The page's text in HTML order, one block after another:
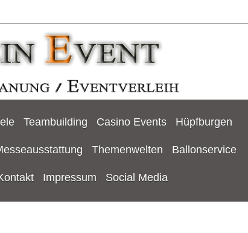
Teambuilding Casino Events Hüpfburgen
Themenwelten Ballonservice
Impressum Social Media